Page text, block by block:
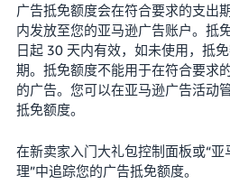
广告抵免额度会在符合要求的支出
内发放至您的亚马逊广告账户。抵
日起 30 天内有效，如未使用，抵
期。抵免额度不能用于在符合要求
的广告。您可以在亚马逊广告活动
抵免额度。
在新卖家入门大礼包控制面板或“亚
理”中追踪您的广告抵免额度。